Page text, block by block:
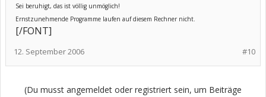
Sei beruhigt, das ist völlig unmöglich!
Ernstzunehmende Programme laufen auf diesem Rechner nicht.
[/FONT]
#10
12. September 2006
(Du musst angemeldet oder registriert sein, um Beiträge